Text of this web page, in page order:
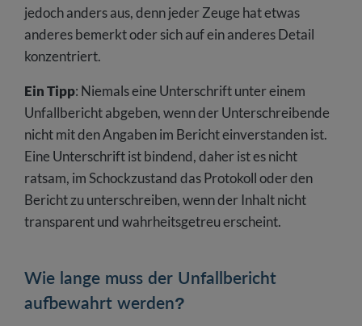
jedoch anders aus, denn jeder Zeuge hat etwas
anderes bemerkt oder sich auf ein anderes Detail
konzentriert.
Ein Tipp: Niemals eine Unterschrift unter einem
Unfallbericht abgeben, wenn der Unterschreibende
nicht mit den Angaben im Bericht einverstanden ist.
Eine Unterschrift ist bindend, daher ist es nicht
ratsam, im Schockzustand das Protokoll oder den
Bericht zu unterschreiben, wenn der Inhalt nicht
transparent und wahrheitsgetreu erscheint.
Wie lange muss der Unfallbericht
aufbewahrt werden?